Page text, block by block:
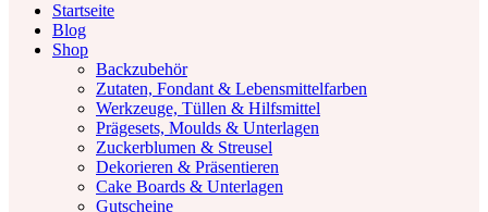
Startseite
Blog
Shop
Backzubehör
Zutaten, Fondant & Lebensmittelfarben
Werkzeuge, Tüllen & Hilfsmittel
Prägesets, Moulds & Unterlagen
Zuckerblumen & Streusel
Dekorieren & Präsentieren
Cake Boards & Unterlagen
Gutscheine